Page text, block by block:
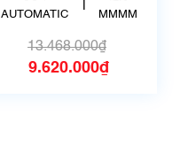
AUTOMATIC
MMMM
13.468.000₫
9.620.000₫